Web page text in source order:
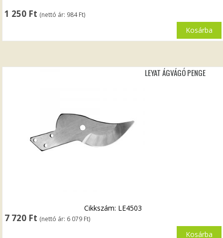
1 250 Ft (nettó ár: 984Ft)
Kosárba
LEYAT ÁGVÁGÓ PENGE
7 720 Ft (nettó ár: 6 079 Ft)
Cikkszám: LE4503
Kosárba